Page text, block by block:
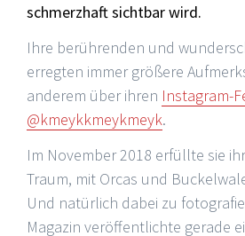
schmerzhaft sichtbar wird.
Ihre berührenden und
erregten immer größere
anderem über ihren Instagram-
@kmeykkmeykmeyk.
Im November 2018 erfüllte sie
Traum, mit Orcas und
Und natürlich dabei zu
Magazin veröffentlichte gerade